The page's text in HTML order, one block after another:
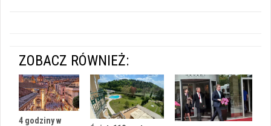
ZOBACZ RÓWNIEŻ:
4 godziny w